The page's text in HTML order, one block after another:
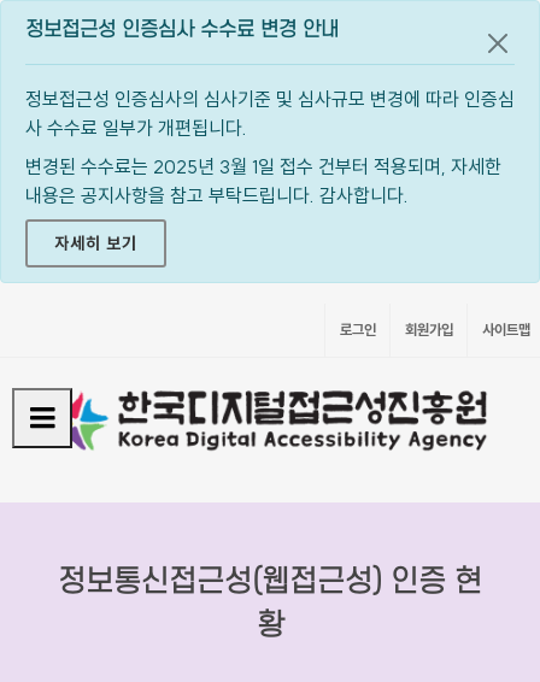
정보접근성 인증심사 수수료 변경 안내
정보접근성 인증심사의 심사기준 및 심사규모 변경에 따라 인증심
사 수수료 일부가 개편됩니다.
변경된 수수료는 2025년 3월 1일 접수 건부터 적용되며, 자세한
내용은 공지사항을 참고 부탁드립니다. 감사합니다.
자세히 보기
공지
로그인 회원가입 사이트맵
정보통신접근성(웹접근성) 인증 현
황